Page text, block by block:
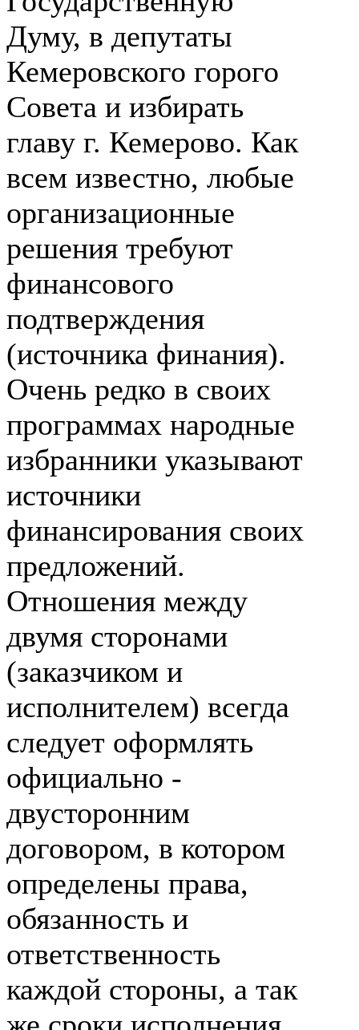
Думу, в депутаты
Кемеровского горого
Совета и избирать
главу г. Кемерово. Как
всем известно, любые
организационные
решения требуют
финансового
подтверждения
(источника финания).
Очень редко в своих
программах народные
избранники указывают
источники
финансирования своих
предложений.
Отношения между
двумя сторонами
(заказчиком и
исполнителем) всегда
следует оформлять
официально -
двусторонним
договором, в котором
определены права,
обязанность и
ответственность
каждой стороны, а так